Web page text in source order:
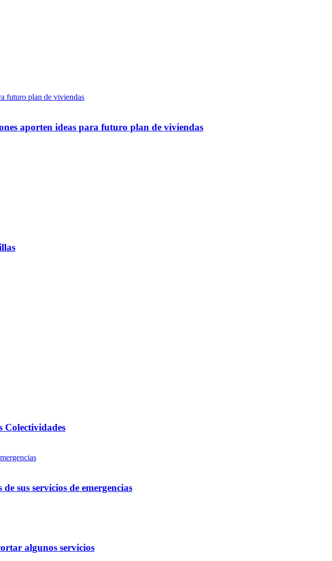
aporten ideas para futuro plan de viviendas
Colectividades
sus servicios de emergencias
algunos servicios